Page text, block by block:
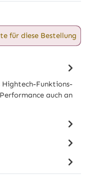
für diese Bestellung
Funktions-
auch an